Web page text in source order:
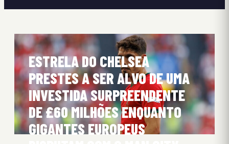
ESTRELA DO CHELSEA
PRESTES A SER ALVO DE UMA
INVESTIDA SURPREENDENTE
DE £60 MILHÕES ENQUANTO
GIGANTES EUROPEUS